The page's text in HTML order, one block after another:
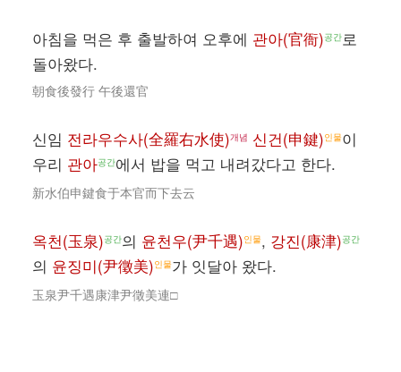
아침을 먹은 후 출발하여 오후에 관아(官衙)공간로
돌아왔다.
朝食後發行 午後還官
신임 전라우수사(全羅右水使)개념 신건(申鍵)인물이
우리 관아공간에서 밥을 먹고 내려갔다고 한다.
新水伯申鍵食于本官而下去云
옥천(玉泉)공간의 윤천우(尹千遇)인물, 강진(康津)공간
의 윤징미(尹徵美)인물가 잇달아 왔다.
玉泉尹千遇康津尹徵美連□